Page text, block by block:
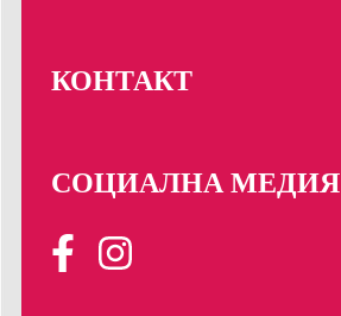
КОНТАКТ
СОЦИАЛНА МЕДИЯ